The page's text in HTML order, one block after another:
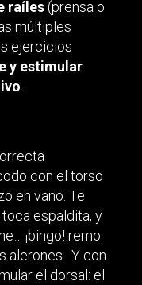
raíles(prensa o
múltiples
ejercicios
y estimular
con el torso
en vano. Te
espaldita, y
¡bingo! remo
alerones. Y con
el dorsal: el